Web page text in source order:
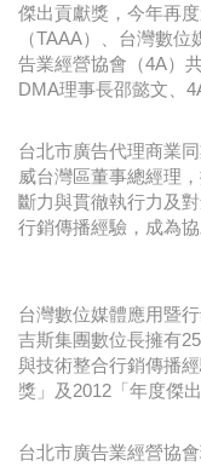
傑出貢獻獎，今年再
（TAAA）、台灣數
告業經營協會（4A）
DMA理事長邵懿文、
台北市廣告代理商業
威台灣區董事總經理
斷力與貫徹執行力及
行銷傳播經驗，成為
台灣數位媒體應用暨
吉斯集團數位長擁有
與技術整合行銷傳播
獎」及2012「年度傑
台北市廣告業經營協